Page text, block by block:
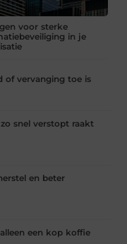
voor sterke
in je
of vervanging toe is
snel verstopt raakt
en beter
een kop koffie